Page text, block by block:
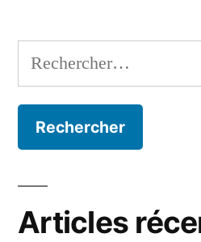
Rechercher :
Articles